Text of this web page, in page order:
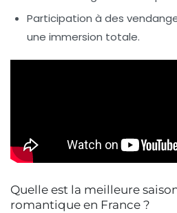
Participation à des
une immersion totale.
Quelle est la meilleure
romantique en France ?